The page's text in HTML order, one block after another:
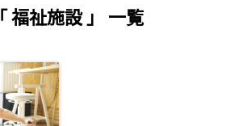
「 福祉施設 」 一覧